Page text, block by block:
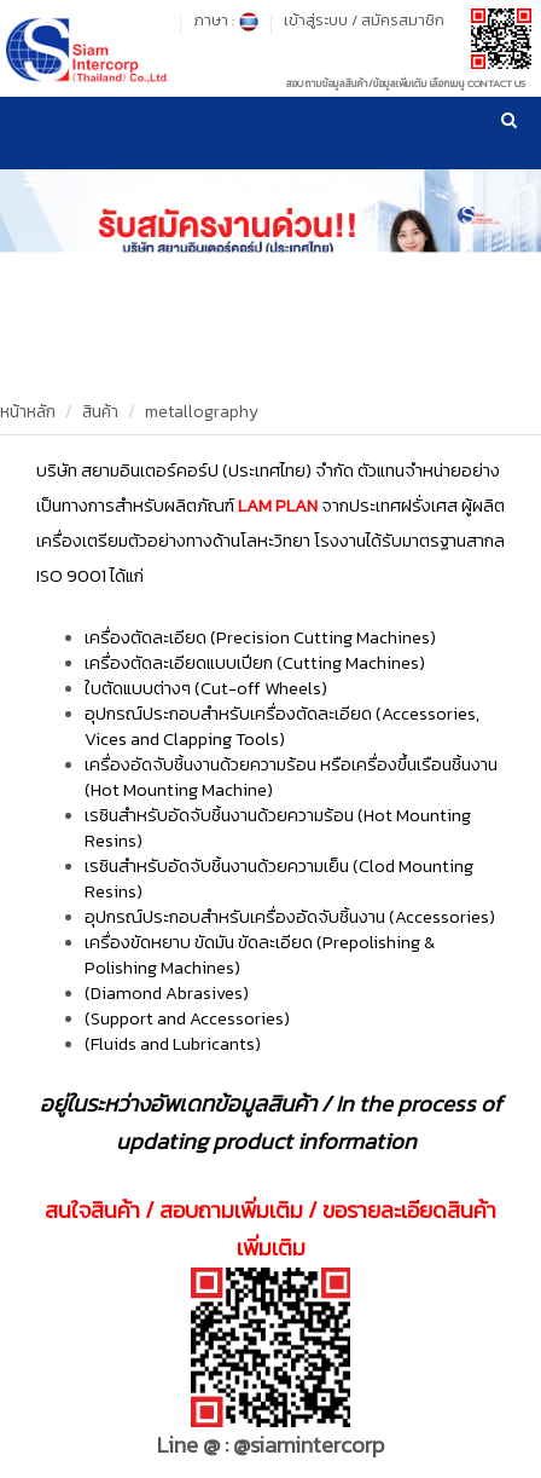
รู้ลึก รู้จริง เรื่องเครื่องมือทดสอบวัสดุ ! ยืน 1 เรื่องมาตรฐานการให้บริการ
เข้าสู่ระบบ / สมัครสมาชิก
ภาษา :
สอบถามข้อมูลสินค้า/ข้อมูลเพิ่มเติม เลือกเมนู CONTACT US
NEW WEBSITE
HOME
OUR WORKS
CALIBRATION
CONTACT US
หน้าหลัก สินค้า metallography
บริษัท สยามอินเตอร์คอร์ป (ประเทศไทย) จำกัด ตัวแทนจำหน่ายอย่าง
เป็นทางการสำหรับผลิตภัณฑ์LAM PLANจากประเทศฝรั่งเศส ผู้ผลิต
เครื่องเตรียมตัวอย่างทางด้านโลหะวิทยา โรงงานได้รับมาตรฐานสากล
ISO 9001 ได้แก่
เครื่องตัดละเอียด (Precision Cutting Machines)
เครื่องตัดละเอียดแบบเปียก (Cutting Machines)
ใบตัดแบบต่างๆ (Cut-off Wheels)
อุปกรณ์ประกอบสำหรับเครื่องตัดละเอียด (Accessories,
Vices and Clapping Tools)
เครื่องอัดจับชิ้นงานด้วยความร้อน หรือเครื่องขึ้นเรือนชิ้นงาน
(Hot Mounting Machine)
เรซินสำหรับอัดจับชิ้นงานด้วยความร้อน (Hot Mounting
Resins)
เรซินสำหรับอัดจับชิ้นงานด้วยความเย็น (Clod Mounting
Resins)
อุปกรณ์ประกอบสำหรับเครื่องอัดจับชิ้นงาน (Accessories)
เครื่องขัดหยาบ ขัดมัน ขัดละเอียด (Prepolishing &
Polishing Machines)
(Diamond Abrasives)
(Support and Accessories)
(Fluids and Lubricants)
อยู่ในระหว่างอัพเดทข้อมูลสินค้า / In the process of
updating product information
สนใจสินค้า / สอบถามเพิ่มเติม / ขอรายละเอียดสินค้า
เพิ่มเติม
Line @ : @siamintercorp